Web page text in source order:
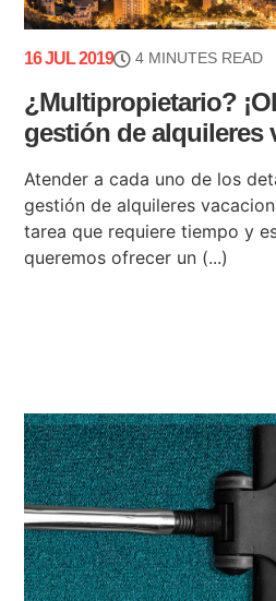
16 JUL 2019 4 MINUTES READ
¿Multipropietario?
gestión de alquileres
Atender a cada uno de los
gestión de alquileres
tarea que requiere tiempo y
queremos ofrecer un (...)